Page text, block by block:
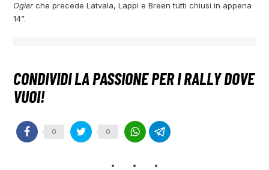
Ogierche precede Latvala, Lappi e Breen tutti chiusi in appena
14”.
0 0